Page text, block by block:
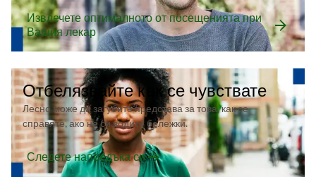
Извлечете оптималното от посещенията при
Вашия лекар
Отбелязвайте как се чувствате
Лесно може да загубите представа за това, как се
справяте, ако не си водите бележки.
Следете напредъка си